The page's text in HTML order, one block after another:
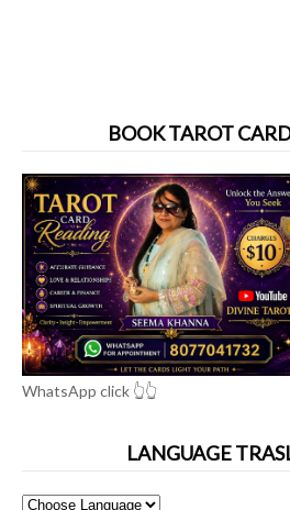
BOOK TAROT
WhatsApp click 👆👆
LANGUAGE